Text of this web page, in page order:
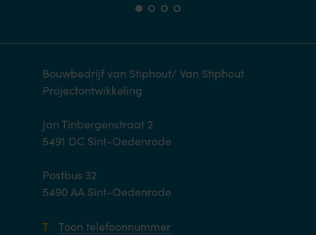
Bouwbedrijf van Stiphout/ Van Stiphout
Projectontwikkeling
Jan Tinbergenstraat 2
5491 DC Sint-Oedenrode
Postbus 32
5490 AA Sint-Oedenrode
T Toon telefoonnummer